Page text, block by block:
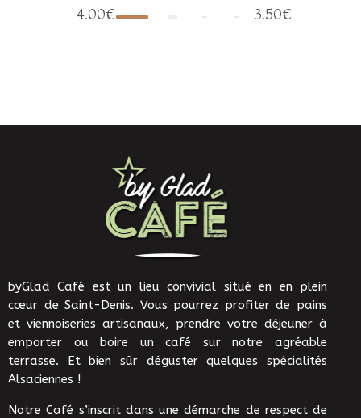
4.00€ 3.50€
byGlad Café est un lieu convivial situé en en plein
cœur de Saint-Denis. Vous pourrez profiter de pains
et viennoiseries artisanaux, prendre votre déjeuner à
emporter ou boire un café sur notre agréable
terrasse. Et bien sûr déguster quelques spécialités
Alsaciennes !
Notre Café s’inscrit dans une démarche de respect de